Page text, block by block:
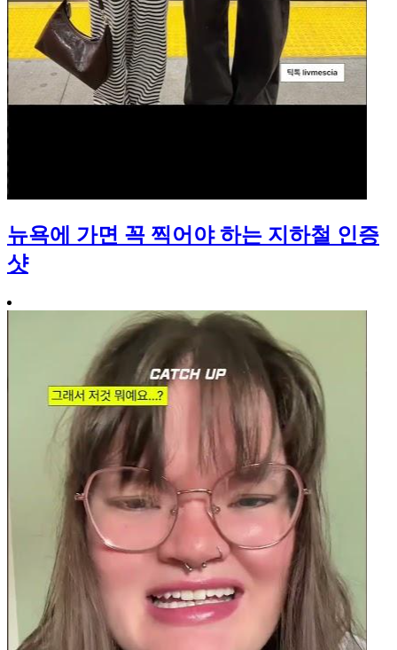
뉴욕에 가면 꼭 찍어야 하는 지하철 인증
샷